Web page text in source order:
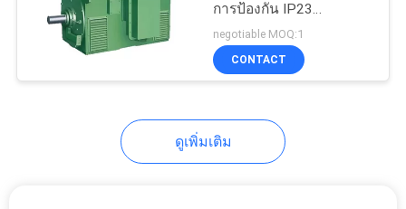
ปั๊มโอนน้ำมัน
การป้องกัน IP23
ประสิทธิภาพสูง
negotiable MOQ:1
CONTACT
ดูเพิ่มเติม